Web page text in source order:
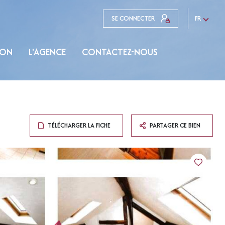
SE CONNECTER FR
L'AGENCE CONTACTEZ-NOUS
TÉLÉCHARGER LA FICHE PARTAGER CE BIEN